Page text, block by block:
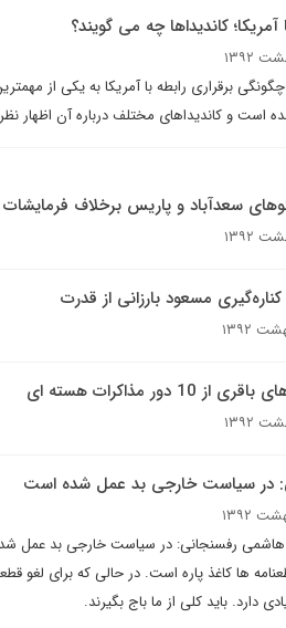
آمریکا؛ کاندیداها چه می گویند؟
برقراری رابطه با آمریکا به یکی از
است و کاندیداهای مختلف درباره آن اظهار
سعدآباد و پاریس برخلاف
مسعود بارزانی از قدرت
از 10 دور مذاکرات هسته ای
در سیاست خارجی بد عمل شده است
هاشمی رفسنجانی: در سیاست خارجی بد عمل
ها کاغذ پاره است. در حالی که برای لغو
دارد. باید کلی از ما باج بگیرند.